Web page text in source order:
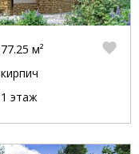
77.25 м²
кирпич
1 этаж